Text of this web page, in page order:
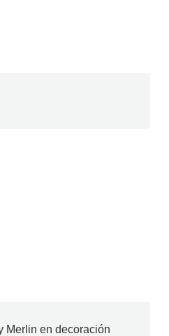
Merlin en decoración